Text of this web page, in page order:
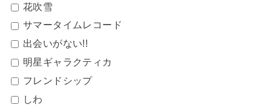
花吹雪
サマータイムレコード
出会いがない!!
明星ギャラクティカ
フレンドシップ
しわ